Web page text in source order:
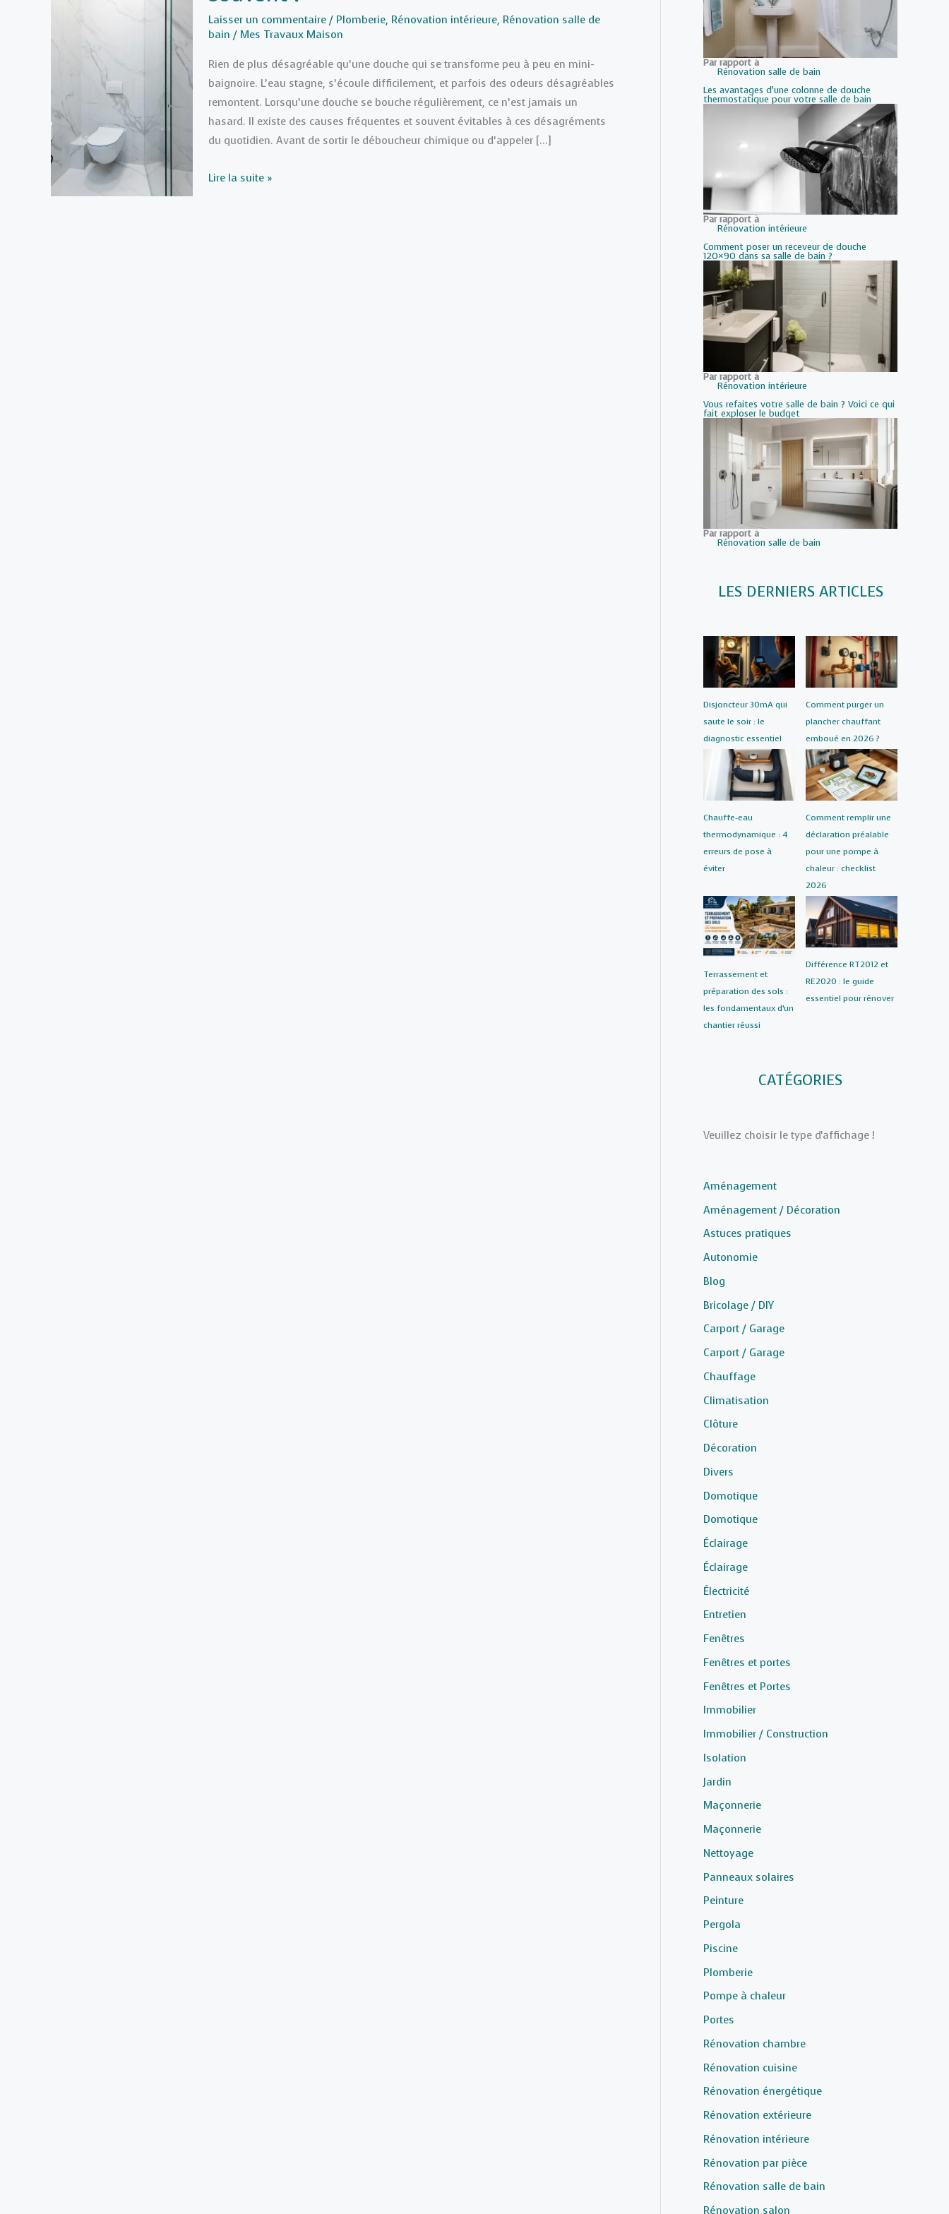
Laisser un commentaire / Plomberie, Rénovation intérieure, Rénovation salle de
bain / Mes Travaux Maison
Rien de plus désagréable qu’une douche qui se transforme peu à peu en mini-
baignoire. L’eau stagne, s’écoule difficilement, et parfois des odeurs désagréables
remontent. Lorsqu’une douche se bouche régulièrement, ce n’est jamais un
hasard. Il existe des causes fréquentes et souvent évitables à ces désagréments
du quotidien. Avant de sortir le déboucheur chimique ou d’appeler […]
Pourquoi
Lire la suite »
Par rapport à
Rénovation salle de bain
Les avantages d’une colonne de douche
thermostatique pour votre salle de bain
Par rapport à
Rénovation intérieure
Comment poser un receveur de douche
120×90 dans sa salle de bain ?
Par rapport à
Rénovation intérieure
Vous refaites votre salle de bain ? Voici ce qui
fait exploser le budget
Par rapport à
Rénovation salle de bain
LES DERNIERS ARTICLES
Disjoncteur 30mA qui
saute le soir : le
diagnostic essentiel
Comment purger un
plancher chauffant
emboué en 2026 ?
Chauffe-eau
thermodynamique : 4
erreurs de pose à
éviter
Comment remplir une
déclaration préalable
pour une pompe à
chaleur : checklist
2026
Terrassement et
préparation des sols :
les fondamentaux d’un
chantier réussi
Différence RT2012 et
RE2020 : le guide
essentiel pour rénover
CATÉGORIES
Veuillez choisir le type d'affichage !
Aménagement
Aménagement / Décoration
Astuces pratiques
Autonomie
Blog
Bricolage / DIY
Carport / Garage
Carport / Garage
Chauffage
Climatisation
Clôture
Décoration
Divers
Domotique
Domotique
Éclairage
Éclairage
Électricité
Entretien
Fenêtres
Fenêtres et portes
Fenêtres et Portes
Immobilier
Immobilier / Construction
Isolation
Jardin
Maçonnerie
Maçonnerie
Nettoyage
Panneaux solaires
Peinture
Pergola
Piscine
Plomberie
Pompe à chaleur
Portes
Rénovation chambre
Rénovation cuisine
Rénovation énergétique
Rénovation extérieure
Rénovation intérieure
Rénovation par pièce
Rénovation salle de bain
Rénovation salon